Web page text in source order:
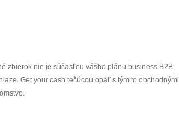
zbierok nie je súčasťou vášho plánu business B2B,
Get your cash tečúcou opäť s týmito obchodnými